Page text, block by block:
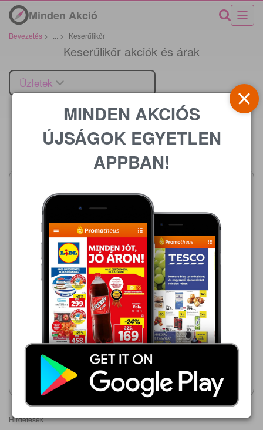
Minden Akció
Bevezetés > > Keserűlikőr
Keserűlikőr akciók és árak
Üzletek
Ár
TESCO
2026.08.06 - 08.12
5 849,00 Ft
Zwack Unicum vagy Unicum
Orange, Barista, Szilva
keserűlikőr
Akciós újság
megtekintése
Auchan
2026.07.30 - 08.12
6 489,00 Ft
CAMPARI BITTER
KESERŰLIKŐR
Akciós újság
megtekintése
Hirdetések
MINDEN AKCIÓS
ÚJSÁGOK EGYETLEN
APPBAN!